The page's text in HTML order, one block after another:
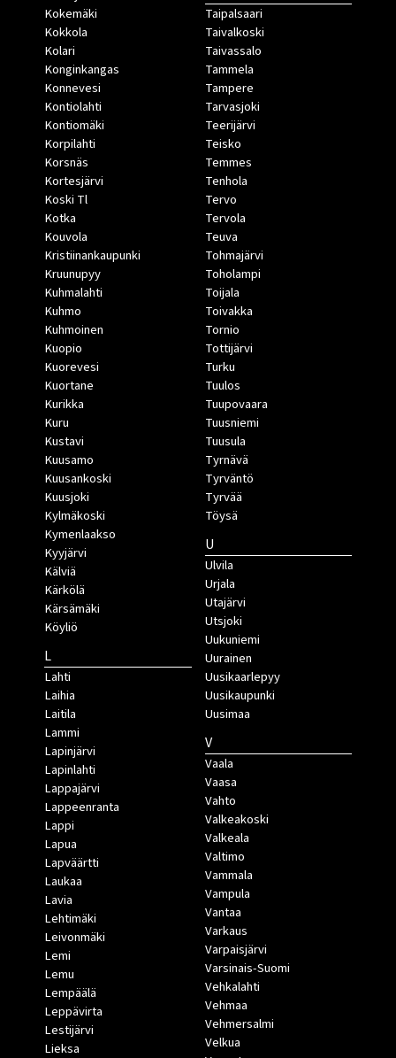
Kokemäki
Kokkola
Kolari
Konginkangas
Konnevesi
Kontiolahti
Kontiomäki
Korpilahti
Korsnäs
Kortesjärvi
Koski Tl
Kotka
Kouvola
Kristiinankaupunki
Kruunupyy
Kuhmalahti
Kuhmo
Kuhmoinen
Kuopio
Kuorevesi
Kuortane
Kurikka
Kuru
Kustavi
Kuusamo
Kuusankoski
Kuusjoki
Kylmäkoski
Kymenlaakso
Kyyjärvi
Kälviä
Kärkölä
Kärsämäki
Köyliö
L
Lahti
Laihia
Laitila
Lammi
Lapinjärvi
Lapinlahti
Lappajärvi
Lappeenranta
Lappi
Lapua
Lapväärtti
Laukaa
Lavia
Lehtimäki
Leivonmäki
Lemi
Lemu
Lempäälä
Leppävirta
Lestijärvi
Lieksa
Taipalsaari
Taivalkoski
Taivassalo
Tammela
Tampere
Tarvasjoki
Teerijärvi
Teisko
Temmes
Tenhola
Tervo
Tervola
Teuva
Tohmajärvi
Toholampi
Toijala
Toivakka
Tornio
Tottijärvi
Turku
Tuulos
Tuupovaara
Tuusniemi
Tuusula
Tyrnävä
Tyrväntö
Tyrvää
Töysä
U
Ulvila
Urjala
Utajärvi
Utsjoki
Uukuniemi
Uurainen
Uusikaarlepyy
Uusikaupunki
Uusimaa
V
Vaala
Vaasa
Vahto
Valkeakoski
Valkeala
Valtimo
Vammala
Vampula
Vantaa
Varkaus
Varpaisjärvi
Varsinais-Suomi
Vehkalahti
Vehmaa
Vehmersalmi
Velkua